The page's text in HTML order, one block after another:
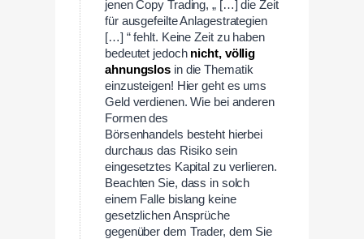
jenen Copy Trading, „ […] die Zeit
für ausgefeilte Anlagestrategien
[…] “ fehlt. Keine Zeit zu haben
bedeutet jedoch nicht, völlig
ahnungslos in die Thematik
einzusteigen! Hier geht es ums
Geld verdienen. Wie bei anderen
Formen des
Börsenhandels besteht hierbei
durchaus das Risiko sein
eingesetztes Kapital zu verlieren.
Beachten Sie, dass in solch
einem Falle bislang keine
gesetzlichen Ansprüche
gegenüber dem Trader, dem Sie